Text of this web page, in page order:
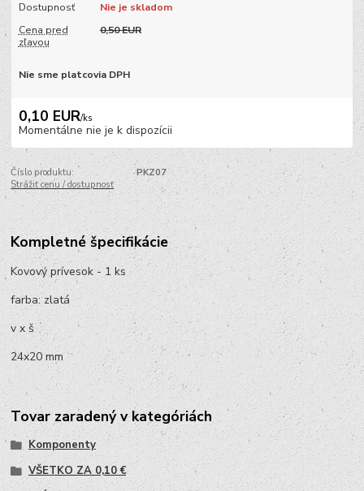
Dostupnosť
Nie je skladom
Cena pred
zľavou
0,50 EUR
Nie sme platcovia DPH
0,10 EUR/ks
Momentálne nie je k dispozícii
Číslo produktu:
PKZ07
Strážiť cenu / dostupnosť
Kompletné špecifikácie
Kovový prívesok - 1 ks
farba: zlatá
v x š
24x20 mm
Tovar zaradený v kategóriách
Komponenty
VŠETKO ZA 0,10 €